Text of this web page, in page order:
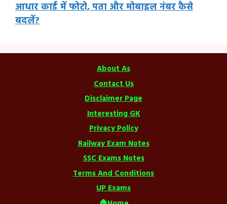
आधार कार्ड में फोटो, पता और मोबाइल नंबर कैसे
बदलें?
About As
Contact Us
Disclaimer Page
Interesting GK
Privacy Policy
Railway Exam Notes
SSC Exams Notes
Terms And Conditions
UP Exams